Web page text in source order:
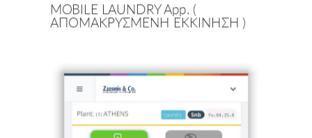
MOBILE LAUNDRY App. (
ΑΠΟΜΑΚΡΥΣΜΕΝΗ ΕΚΚΙΝΗΣΗ )